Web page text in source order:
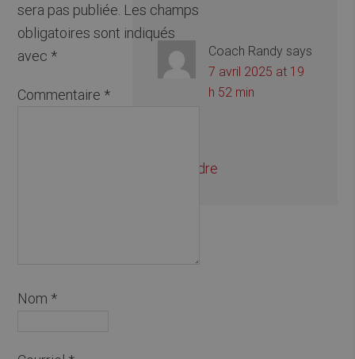
Coach Randy says
7 avril 2025 at 19
h 52 min
Répondre
sera pas publiée. Les champs
obligatoires sont indiqués
avec *
Commentaire *
Nom *